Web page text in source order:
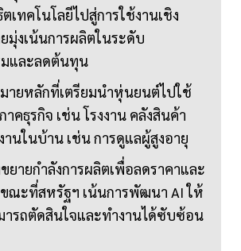
เทคโนโลยีไปสู่การใช้งานเชิง
มุ่งเน้นการผลิตในระดับ
และลดต้นทุน
ายหลักที่เตรียมนำหุ่นยนต์ไปใช้
าคธุรกิจ เช่น โรงงาน คลังสินค้า
านในบ้าน เช่น การดูแลผู้สูงอายุ
ขยายกำลังการผลิตเพื่อลดราคาและ
ขณะที่สหรัฐฯ เน้นการพัฒนา AI ให้
รถตัดสินใจและทำงานได้ซับซ้อน